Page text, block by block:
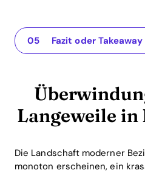
Überwindung sexueller
The app for your
Das Verständnis des
Praktische Lösungen
Fazit oder Takeaway
Langeweile in
Die Landschaft moderner
monoton erscheinen, ein